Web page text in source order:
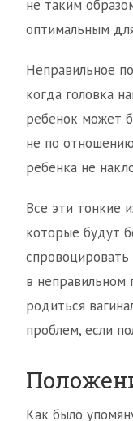
не таким
оптимальным
Неправильное
когда головка
ребенок может
не по
ребенка не
Все эти тонкие
которые будут
спровоцировать
в неправильном
родиться
проблем, если
Как было